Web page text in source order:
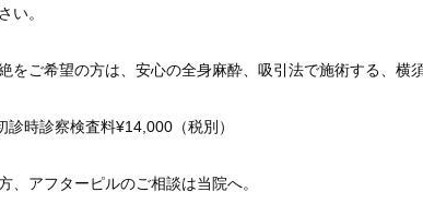
い。
をご希望の方は、安心の全身麻酔、吸引法で施術する、横
時診察検査料¥14,000（税別）
、アフターピルのご相談は当院へ。